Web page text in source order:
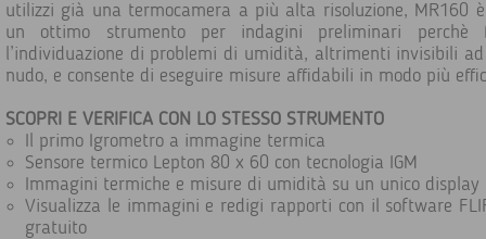
utilizzi già una termocamera a più alta risoluzione, MR160
un ottimo strumento per indagini preliminari perchè
l’individuazione di problemi di umidità, altrimenti invisibili ad
nudo, e consente di eseguire misure affidabili in modo più
SCOPRI E VERIFICA CON LO STESSO STRUMENTO
Il primo Igrometro a immagine termica
Sensore termico Lepton 80 x 60 con tecnologia IGM
Immagini termiche e misure di umidità su un unico display
Visualizza le immagini e redigi rapporti con il software
gratuito